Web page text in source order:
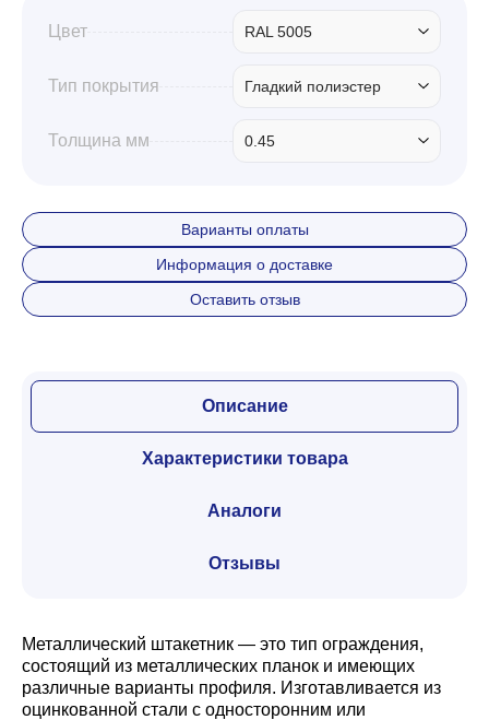
Цвет RAL 5005
Тип покрытия Гладкий полиэстер
Толщина мм 0.45
Варианты оплаты
Информация о доставке
Оставить отзыв
Описание
Характеристики товара
Аналоги
Отзывы
Металлический штакетник — это тип ограждения,
состоящий из металлических планок и имеющих
различные варианты профиля. Изготавливается из
оцинкованной стали с односторонним или